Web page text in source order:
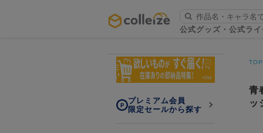
公式グッズ・公式ラ
ログイン・会員登録
初回アプリ利用限定！500ptプレ
詳細
プレミアム会員
限定セールから探す
TOP
青
ッ